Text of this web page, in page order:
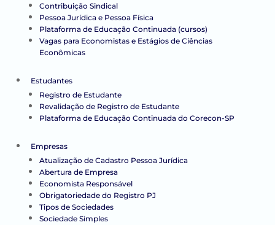
Contribuição Sindical
Pessoa Jurídica e Pessoa Física
Plataforma de Educação Continuada (cursos)
Vagas para Economistas e Estágios de Ciências
Econômicas
Estudantes
Registro de Estudante
Revalidação de Registro de Estudante
Plataforma de Educação Continuada do Corecon-SP
Empresas
Atualização de Cadastro Pessoa Jurídica
Abertura de Empresa
Economista Responsável
Obrigatoriedade do Registro PJ
Tipos de Sociedades
Sociedade Simples